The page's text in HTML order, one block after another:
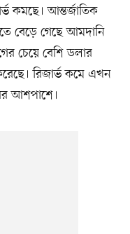
কমছে। আন্তর্জাতিক
বেড়ে গেছে আমদানি
চেয়ে বেশি ডলার
রিজার্ভ কমে এখন
আশপাশে।